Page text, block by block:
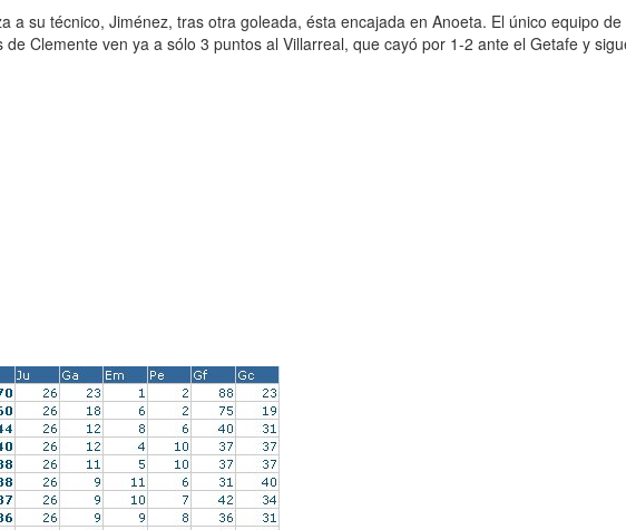
a su técnico, Jiménez, tras otra goleada, ésta encajada en Anoeta. El único equipo
de Clemente ven ya a sólo 3 puntos al Villarreal, que cayó por 1-2 ante el Getafe y